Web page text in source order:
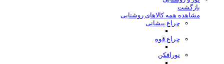
بازگشت
مشاهده همه کالاهای روشنایی
چراغ پیشانی
چراغ قوه
نورافکن